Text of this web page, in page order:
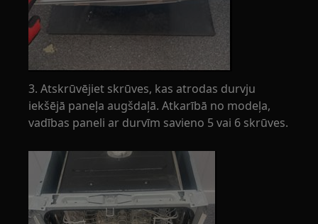
3. Atskrūvējiet skrūves, kas atrodas durvju
iekšējā paneļa augšdaļā. Atkarībā no modeļa,
vadības paneli ar durvīm savieno 5 vai 6 skrūves.